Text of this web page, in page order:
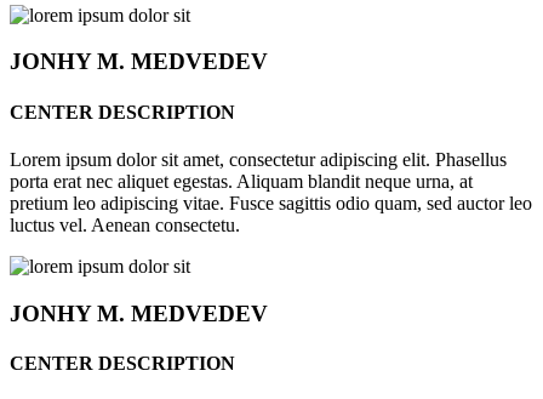
JONHYM. MEDVEDEV
CENTER DESCRIPTION
Lorem ipsum dolor sit amet, consectetur adipiscing elit. Phasellus
porta erat nec aliquet egestas. Aliquam blandit neque urna, at
pretium leo adipiscing vitae. Fusce sagittis odio quam, sed auctor leo
luctus vel. Aenean consectetu.
JONHYM. MEDVEDEV
CENTER DESCRIPTION